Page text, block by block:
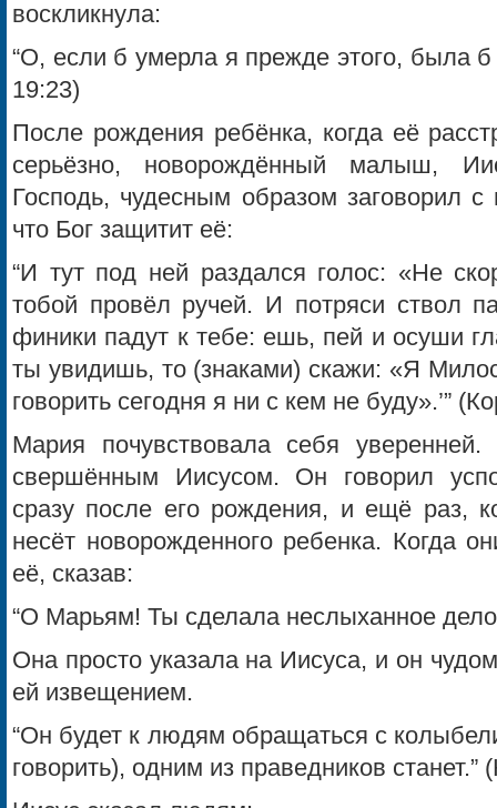
воскликнула:
“О, если б умерла я прежде этого, была
19:23)
После рождения ребёнка, когда её
серьёзно, новорождённый малыш,
Господь, чудесным образом заговорил с
что Бог защитит её:
“И тут под ней раздался голос: «Не
тобой провёл ручей. И потряси ствол
финики падут к тебе: ешь, пей и осуши
ты увидишь, то (знаками) скажи: «Я
говорить сегодня я ни с кем не буду».’”
Мария почувствовала себя
свершённым Иисусом. Он говорил
сразу после его рождения, и ещё раз,
несёт новорожденного ребенка. Когда
её, сказав:
“О Марьям! Ты сделала неслыханное
Она просто указала на Иисуса, и он
ей извещением.
“Он будет к людям обращаться с
говорить), одним из праведников станет.”